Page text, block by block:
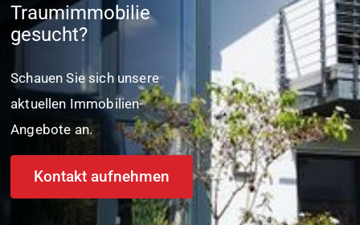
Traumimmobilie
gesucht?
Schauen Sie sich unsere
aktuellen Immobilien-
Angebote an.
Kontakt aufnehmen